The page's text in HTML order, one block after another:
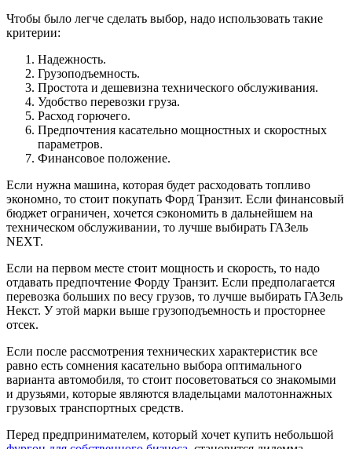
Чтобы было легче сделать выбор, надо использовать такие
критерии:
Надежность.
Грузоподъемность.
Простота и дешевизна технического обслуживания.
Удобство перевозки груза.
Расход горючего.
Предпочтения касательно мощностных и скоростных
параметров.
Финансовое положение.
Если нужна машина, которая будет расходовать топливо
экономно, то стоит покупать Форд Транзит. Если финансовый
бюджет ограничен, хочется сэкономить в дальнейшем на
техническом обслуживании, то лучше выбирать ГАЗель
NEXT.
Если на первом месте стоит мощность и скорость, то надо
отдавать предпочтение Форду Транзит. Если предполагается
перевозка больших по весу грузов, то лучше выбирать ГАЗель
Некст. У этой марки выше грузоподъемность и просторнее
отсек.
Если после рассмотрения технических характеристик все
равно есть сомнения касательно выбора оптимального
варианта автомобиля, то стоит посоветоваться со знакомыми
и друзьями, которые являются владельцами малотоннажных
грузовых транспортных средств.
Перед предпринимателем, который хочет купить небольшой